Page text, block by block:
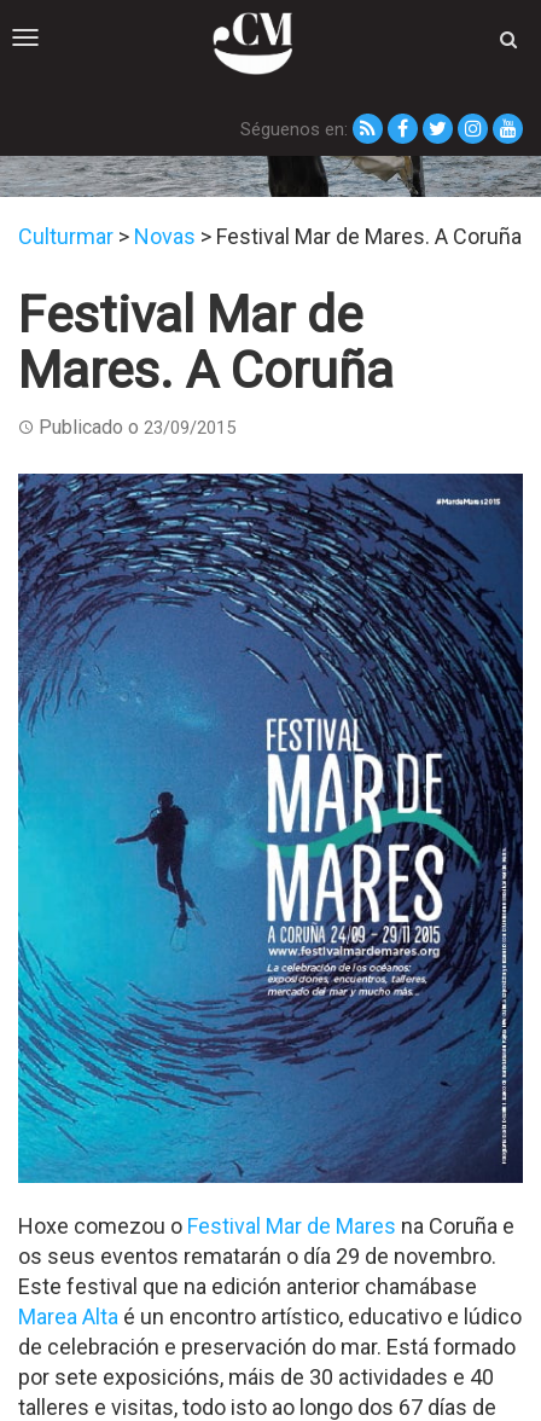
Toggle
Séguenos en:
Novas
Culturmar > Novas > Festival Mar de Mares. A Coruña
Festival Mar de
Mares. A Coruña
Publicado o 23/09/2015
Hoxe comezou o Festival Mar de Mares na Coruña e
os seus eventos rematarán o día 29 de novembro.
Este festival que na edición anterior chamábase
Marea Alta é un encontro artístico, educativo e lúdico
de celebración e preservación do mar. Está formado
por sete exposicións, máis de 30 actividades e 40
talleres e visitas, todo isto ao longo dos 67 días de